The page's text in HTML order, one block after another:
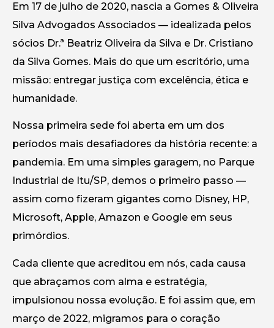
Em 17 de julho de 2020, nascia a Gomes & Oliveira
Silva Advogados Associados — idealizada pelos
sócios Dr.ª Beatriz Oliveira da Silva e Dr. Cristiano
da Silva Gomes. Mais do que um escritório, uma
missão: entregar justiça com excelência, ética e
humanidade.
Nossa primeira sede foi aberta em um dos
períodos mais desafiadores da história recente: a
pandemia. Em uma simples garagem, no Parque
Industrial de Itu/SP, demos o primeiro passo —
assim como fizeram gigantes como Disney, HP,
Microsoft, Apple, Amazon e Google em seus
primórdios.
Cada cliente que acreditou em nós, cada causa
que abraçamos com alma e estratégia,
impulsionou nossa evolução. E foi assim que, em
março de 2022, migramos para o coração